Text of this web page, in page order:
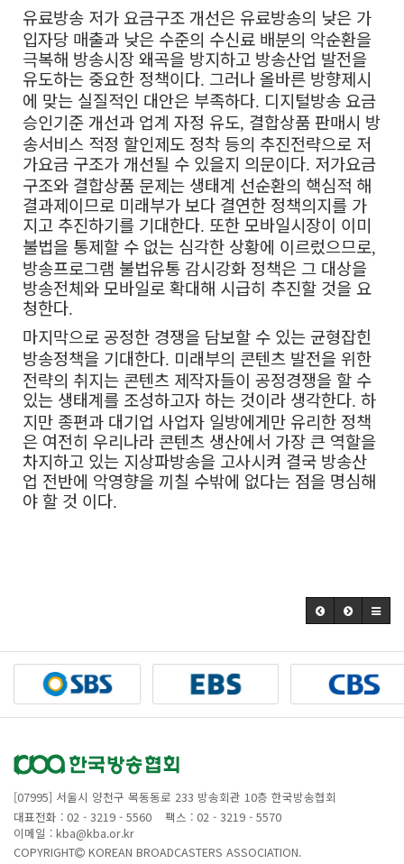
유료방송 저가 요금구조 개선은 유료방송의 낮은 가
입자당 매출과 낮은 수준의 수신료 배분의 악순환을
극복해 방송시장 왜곡을 방지하고 방송산업 발전을
유도하는 중요한 정책이다. 그러나 올바른 방향제시
에 맞는 실질적인 대안은 부족하다. 디지털방송 요금
승인기준 개선과 업계 자정 유도, 결합상품 판매시 방
송서비스 적정 할인제도 정착 등의 추진전략으로 저
가요금 구조가 개선될 수 있을지 의문이다. 저가요금
구조와 결합상품 문제는 생태계 선순환의 핵심적 해
결과제이므로 미래부가 보다 결연한 정책의지를 가
지고 추진하기를 기대한다. 또한 모바일시장이 이미
불법을 통제할 수 없는 심각한 상황에 이르렀으므로,
방송프로그램 불법유통 감시강화 정책은 그 대상을
방송전체와 모바일로 확대해 시급히 추진할 것을 요
청한다.
마지막으로 공정한 경쟁을 담보할 수 있는 균형잡힌
방송정책을 기대한다. 미래부의 콘텐츠 발전을 위한
전략의 취지는 콘텐츠 제작자들이 공정경쟁을 할 수
있는 생태계를 조성하고자 하는 것이라 생각한다. 하
지만 종편과 대기업 사업자 일방에게만 유리한 정책
은 여전히 우리나라 콘텐츠 생산에서 가장 큰 역할을
차지하고 있는 지상파방송을 고사시켜 결국 방송산
업 전반에 악영향을 끼칠 수밖에 없다는 점을 명심해
야 할 것 이다.
[07995] 서울시 양천구 목동동로 233 방송회관 10층 한국방송협회
대표전화 : 02 - 3219 - 5560
팩스 : 02 - 3219 - 5570
이메일 : kba@kba.or.kr
COPYRIGHT
KOREAN BROADCASTERS ASSOCIATION.